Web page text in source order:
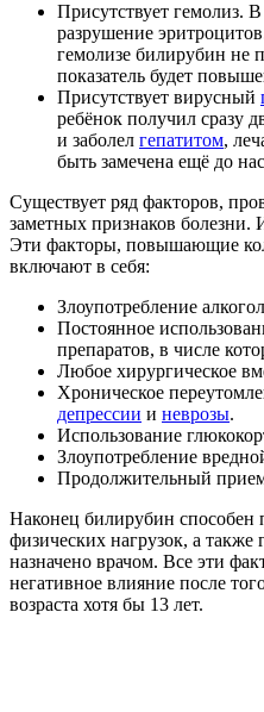
Присутствует гемолиз.
разрушение
гемолизе билирубин не
показатель будет
Присутствует вирусный
ребёнок получил сразу
и заболел гепатитом,
быть замечена ещё до
Существует ряд факторов,
заметных признаков болезни.
Эти факторы, повышающие
включают в себя:
Злоупотребление
Постоянное
препаратов, в числе
Любое хирургическое
Хроническое
депрессии и неврозы.
Использование
Злоупотребление
Продолжительный
Наконец билирубин способен
физических нагрузок, а
назначено врачом. Все эти
негативное влияние после
возраста хотя бы 13 лет.